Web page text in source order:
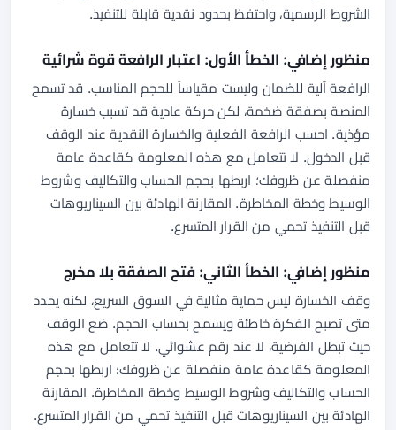
الشروط الرسمية، واحتفظ بحدود نقدية قابلة للتنفيذ.
منظور إضافي: الخطأ الأول: اعتبار الرافعة قوة شرائية
الرافعة آلية للضمان وليست مقياساً للحجم المناسب. قد تسمح
المنصة بصفقة ضخمة، لكن حركة عادية قد تسبب خسارة
مؤذية. احسب الرافعة الفعلية والخسارة النقدية عند الوقف
قبل الدخول. لا تتعامل مع هذه المعلومة كقاعدة عامة
منفصلة عن ظروفك؛ اربطها بحجم الحساب والتكاليف وشروط
الوسيط وخطة المخاطرة. المقارنة الهادئة بين السيناريوهات
قبل التنفيذ تحمي من القرار المتسرع.
منظور إضافي: الخطأ الثاني: فتح الصفقة بلا مخرج
وقف الخسارة ليس حماية مثالية في السوق السريع، لكنه يحدد
متى تصبح الفكرة خاطئة ويسمح بحساب الحجم. ضع الوقف
حيث تبطل الفرضية، لا عند رقم عشوائي. لا تتعامل مع هذه
المعلومة كقاعدة عامة منفصلة عن ظروفك؛ اربطها بحجم
الحساب والتكاليف وشروط الوسيط وخطة المخاطرة. المقارنة
الهادئة بين السيناريوهات قبل التنفيذ تحمي من القرار المتسرع.